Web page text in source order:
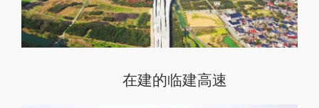
在建的临建高速